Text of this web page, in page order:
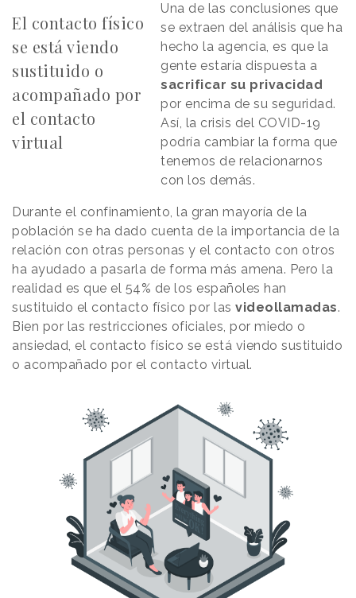
El contacto físico
se está viendo
sustituido o
acompañado por
el contacto
virtual
Una de las conclusiones que
se extraen del análisis que ha
hecho la agencia, es que la
gente estaría dispuesta a
sacrificar su privacidad
por encima de su seguridad.
Así, la crisis del COVID-19
podría cambiar la forma que
tenemos de relacionarnos
con los demás.
Durante el confinamiento, la gran mayoría de la
población se ha dado cuenta de la importancia de la
relación con otras personas y el contacto con otros
ha ayudado a pasarla de forma más amena. Pero la
realidad es que el 54% de los españoles han
sustituido el contacto físico por las videollamadas.
Bien por las restricciones oficiales, por miedo o
ansiedad, el contacto físico se está viendo sustituido
o acompañado por el contacto virtual.